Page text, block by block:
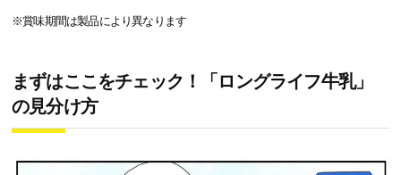
※賞味期間は製品により異なります
まずはここをチェック！「ロングライフ牛乳」
の見分け方